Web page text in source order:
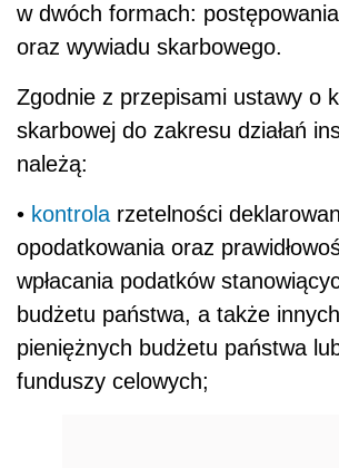
w dwóch formach:
oraz wywiadu skarbowego.
Zgodnie z przepisami ustawy o
skarbowej do zakresu działań
należą:
• kontrola rzetelności
opodatkowania oraz
wpłacania podatków
budżetu państwa, a także
pieniężnych budżetu państwa
funduszy celowych;